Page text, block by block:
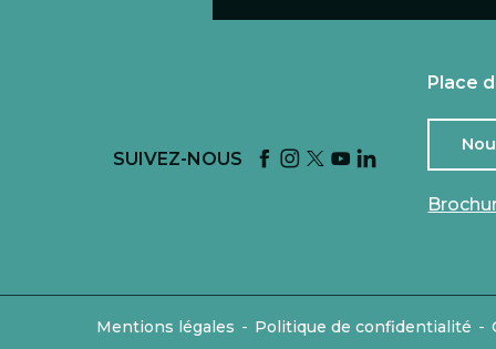
SUIVEZ-NOUS
Place
Mentions légales - Politique de confidentialité -